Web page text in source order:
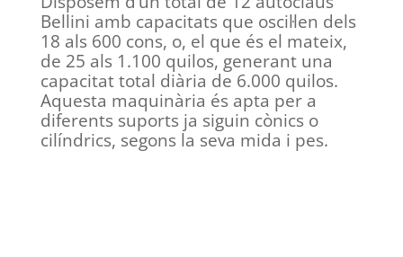
Bellini amb capacitats que oscil·len dels
18 als 600 cons, o, el que és el mateix,
de 25 als 1.100 quilos, generant una
capacitat total diària de 6.000 quilos.
Aquesta maquinària és apta per a
diferents suports ja siguin cònics o
cilíndrics, segons la seva mida i pes.